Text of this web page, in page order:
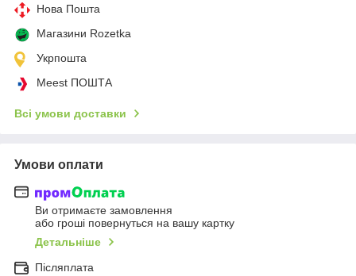
Нова Пошта
Магазини Rozetka
Укрпошта
Meest ПОШТА
Всі умови доставки
Умови оплати
Ви отримаєте замовлення
або гроші повернуться на вашу картку
Детальніше
Післяплата